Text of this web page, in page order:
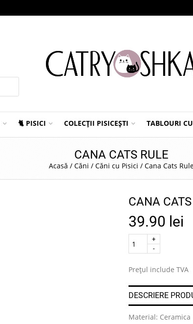
🐈 PISICI COLECȚII PISICEȘTI TABLOURI
CANA CATS RULE
Acasă / Căni / Căni cu Pisici / Cana Cats
CANA
39.90 lei
Quantity
Prețul include TVA
DESCRIERE
Material: Ceramica